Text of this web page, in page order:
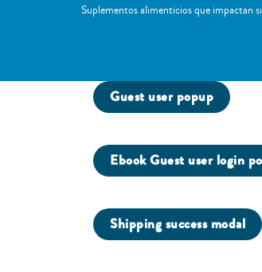
Suplementos alimenticios que impactan
Guest user popup
Ebook Guest user login
Shipping success modal